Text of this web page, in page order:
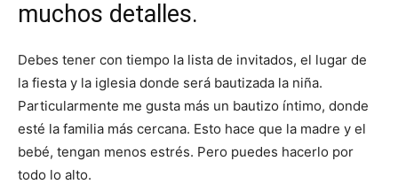
muchos detalles.
Debes tener con tiempo la lista de invitados, el lugar de
la fiesta y la iglesia donde será bautizada la niña.
Particularmente me gusta más un bautizo íntimo, donde
esté la familia más cercana. Esto hace que la madre y el
bebé, tengan menos estrés. Pero puedes hacerlo por
todo lo alto.